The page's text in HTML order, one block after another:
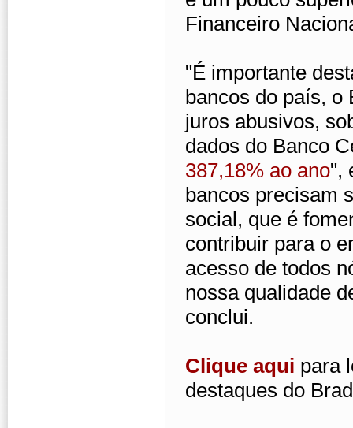
Financeiro
"É importante
bancos do país, o
juros abusivos,
dados do Banco
387,18% ao ano",
bancos precisam
social, que é
contribuir para o
acesso de todos
nossa qualidade
conclui.
Clique aqui para
destaques do